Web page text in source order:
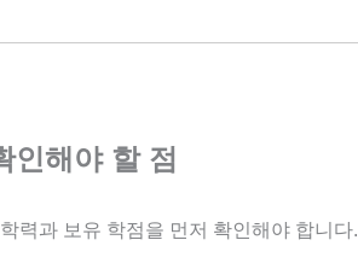
인해야 할 점
력과 보유 학점을 먼저 확인해야 합니다.